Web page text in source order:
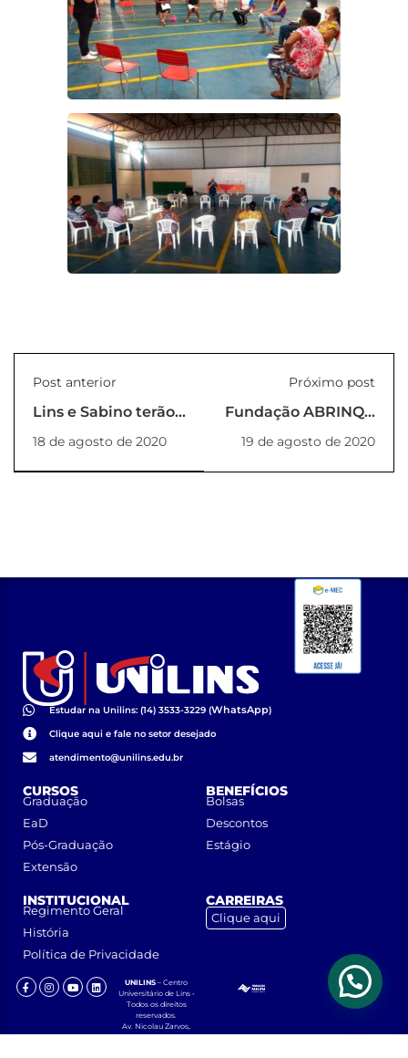
Post anterior
Lins e Sabino terão
curso gratuito de
Eletricista
Instalador –
18 de agosto de 2020
Próximo post
Fundação ABRINQ –
PREFEITO AMIGO
DA CRIANÇA.
Quando mérito é
19 de agosto de 2020
Estudar na Unilins: (14) 3533-3229 (WhatsApp)
Clique aqui e fale no setor desejado
atendimento@unilins.edu.br
CURSOS
Graduação
EaD
Pós-Graduação
Extensão
BENEFÍCIOS
Bolsas
Descontos
Estágio
INSTITUCIONAL
Regimento Geral
História
Política de Privacidade
CARREIRAS
Clique aqui
UNILINS – Centro
Universitário de Lins •
Todos os direitos
reservados.
Av. Nicolau Zarvos,
1925 – Jardim